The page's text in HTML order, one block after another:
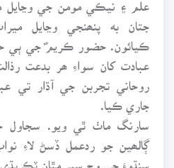
جتان به پنھنجي وڃايل
ڪيائون. حضور ڪريمؐ جي ٻي
عبادت کان سواءِ ھر بدعت
روحاني تجربن جي آڌار تي
جاري ڪيا.
سارنگ ماٺ ٿي ويو. سجاول
ڳالھين جو ردعمل ڏسڻ لاءِ
سنڌوءَ جي وچ سير مٿان ٽِڪ ٻڌي